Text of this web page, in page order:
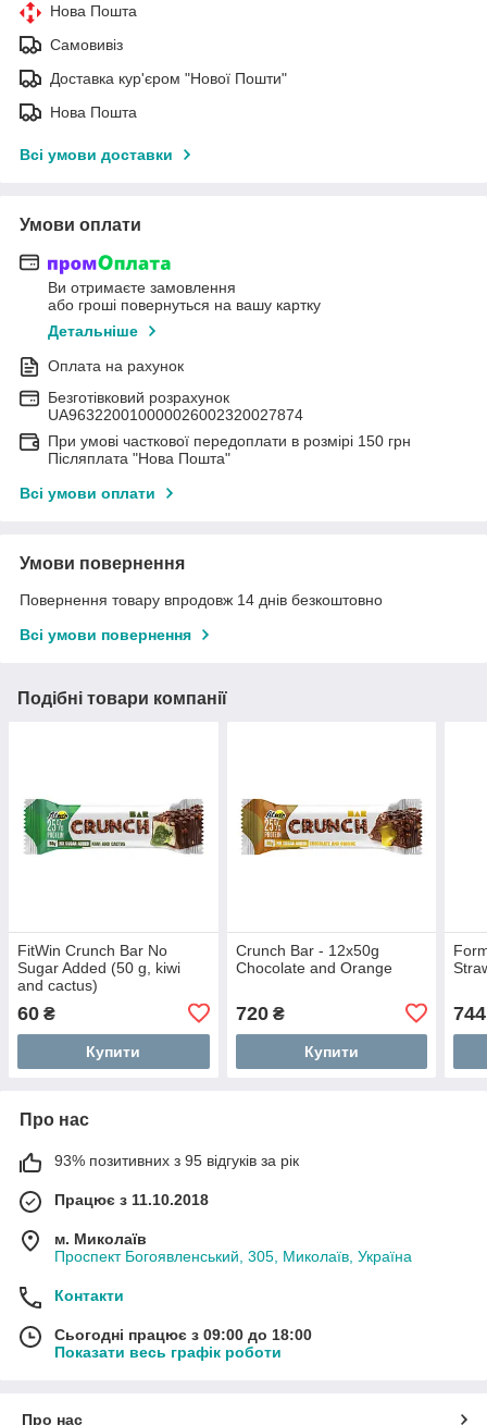
Нова Пошта
Самовивіз
Доставка кур'єром "Нової Пошти"
Нова Пошта
Всі умови доставки
Умови оплати
Ви отримаєте замовлення
або гроші повернуться на вашу картку
Детальніше
Оплата на рахунок
Безготівковий розрахунок
UA963220010000026002320027874
При умові часткової передоплати в розмірі 150 грн
Післяплата "Нова Пошта"
Всі умови оплати
Умови повернення
Повернення товару впродовж 14 днів безкоштовно
Всі умови повернення
Подібні товари компанії
FitWin Crunch Bar No
Sugar Added (50 g, kiwi
and cactus)
60 ₴
Купити
Crunch Bar - 12x50g
Chocolate and Orange
720₴
Купити
744
Про нас
93% позитивних з 95 відгуків за рік
Працює з 11.10.2018
м. Миколаїв
Проспект Богоявленський, 305, Миколаїв, Україна
Контакти
Сьогодні працює з 09:00 до 18:00
Показати весь графік роботи
Про нас